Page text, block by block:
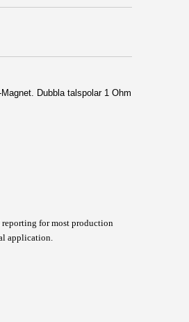
. Dubbla talspolar 1 Ohm
reporting for most production
application.